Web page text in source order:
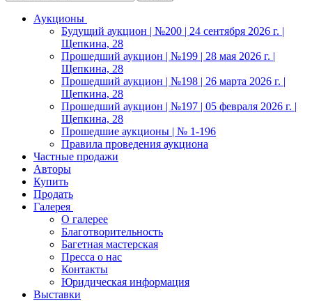
Аукционы
Будущий аукцион | №200 | 24 сентября 2026 г. |
Щепкина, 28
Прошедший аукцион | №199 | 28 мая 2026 г. |
Щепкина, 28
Прошедший аукцион | №198 | 26 марта 2026 г. |
Щепкина, 28
Прошедший аукцион | №197 | 05 февраля 2026 г. |
Щепкина, 28
Прошедшие аукционы | № 1-196
Правила проведения аукциона
Частные продажи
Авторы
Купить
Продать
Галерея
О галерее
Благотворительность
Багетная мастерская
Пресса о нас
Контакты
Юридическая информация
Выставки